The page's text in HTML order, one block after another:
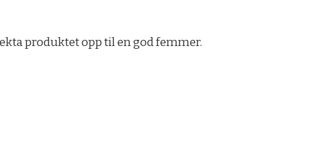
produktet opp til en god femmer.